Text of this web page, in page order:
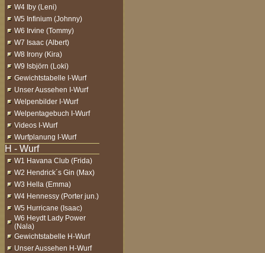
W4 Iby (Leni)
W5 Infinium (Johnny)
W6 Irvine (Tommy)
W7 Isaac (Albert)
W8 Irony (Kira)
W9 Isbjörn (Loki)
Gewichtstabelle I-Wurf
Unser Aussehen I-Wurf
Welpenbilder I-Wurf
Welpentagebuch I-Wurf
Videos I-Wurf
Wurfplanung I-Wurf
W1 Havana Club (Frida)
W2 Hendrick´s Gin (Max)
W3 Hella (Emma)
W4 Hennessy (Porter jun.)
W5 Hurricane (Isaac)
W6 Heydt Lady Power
(Nala)
Gewichtstabelle H-Wurf
Unser Aussehen H-Wurf